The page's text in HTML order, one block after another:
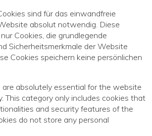
sind für das einwandfreie
absolut notwendig. Diese
Cookies, die grundlegende
Sicherheitsmerkmale der Website
Cookies speichern keine persönlichen
are absolutely essential for the website
This category only includes cookies that
and security features of the
do not store any personal